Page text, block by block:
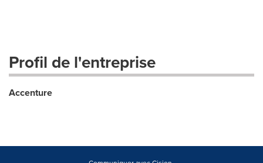
Profil de l'entreprise
Accenture